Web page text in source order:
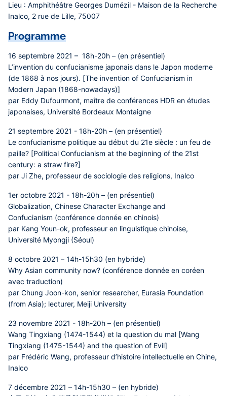
Lieu : Amphithéâtre Georges Dumézil - Maison de la Recherche
Inalco, 2 rue de Lille, 75007
Programme
16 septembre 2021 – 18h-20h – (en présentiel)
L’invention du confucianisme japonais dans le Japon moderne
(de 1868 à nos jours). [The invention of Confucianism in
Modern Japan (1868-nowadays)]
par Eddy Dufourmont, maître de conférences HDR en études
japonaises, Université Bordeaux Montaigne
21 septembre 2021 - 18h-20h – (en présentiel)
Le confucianisme politique au début du 21e siècle : un feu de
paille? [Political Confucianism at the beginning of the 21st
century: a straw fire?]
par Ji Zhe, professeur de sociologie des religions, Inalco
1er octobre 2021 - 18h-20h – (en présentiel)
Globalization, Chinese Character Exchange and
Confucianism (conférence donnée en chinois)
par Kang Youn-ok, professeur en linguistique chinoise,
Université Myongji (Séoul)
8 octobre 2021 – 14h-15h30 (en hybride)
Why Asian community now? (conférence donnée en coréen
avec traduction)
par Chung Joon-kon, senior researcher, Eurasia Foundation
(from Asia); lecturer, Meiji University
23 novembre 2021 - 18h-20h – (en présentiel)
Wang Tingxiang (1474-1544) et la question du mal [Wang
Tingxiang (1475-1544) and the question of Evil]
par Frédéric Wang, professeur d’histoire intellectuelle en Chine,
Inalco
7 décembre 2021 – 14h-15h30 – (en hybride)